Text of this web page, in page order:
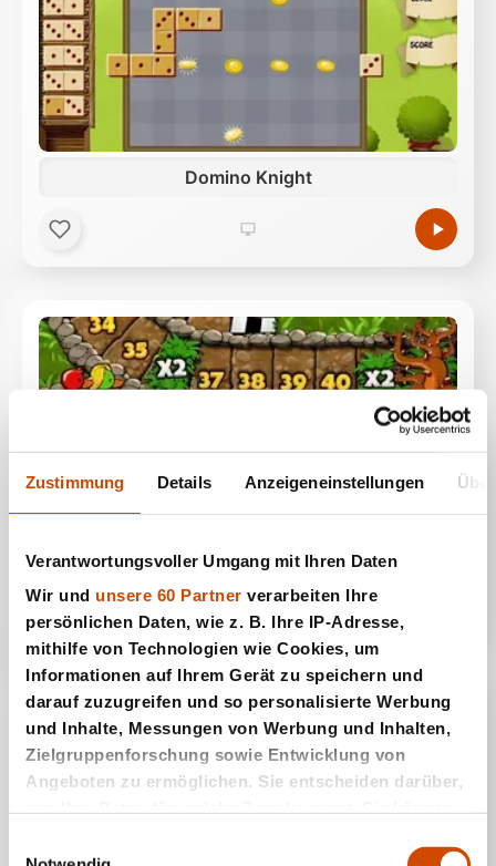
Zustimmung Details Anzeigeneinstellungen
Verantwortungsvoller Umgang mit Ihren Daten
Wir und unsere 60 Partner verarbeiten Ihre
persönlichen Daten, wie z. B. Ihre IP-Adresse,
mithilfe von Technologien wie Cookies, um
Informationen auf Ihrem Gerät zu speichern und
darauf zuzugreifen und so personalisierte Werbung
und Inhalte, Messungen von Werbung und Inhalten,
Zielgruppenforschung sowie Entwicklung von
Angeboten zu ermöglichen. Sie entscheiden darüber,
oder durch Klicken auf das Privacy Trigger Symbol
Domino Knight
Entenjagd